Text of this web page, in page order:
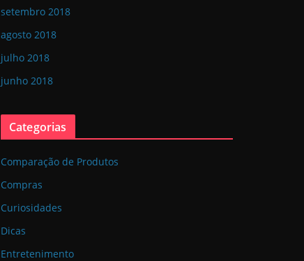
setembro 2018
agosto 2018
julho 2018
junho 2018
Categorias
Comparação de Produtos
Compras
Curiosidades
Dicas
Entretenimento